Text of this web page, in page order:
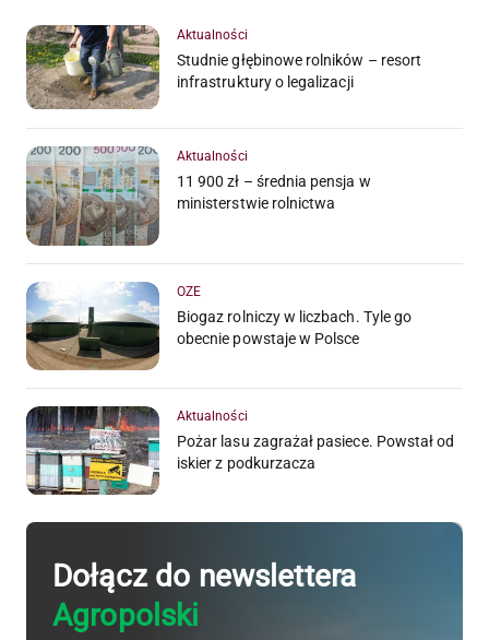
Aktualności
Studnie głębinowe rolników – resort
infrastruktury o legalizacji
Aktualności
11 900 zł – średnia pensja w
ministerstwie rolnictwa
OZE
Biogaz rolniczy w liczbach. Tyle go
obecnie powstaje w Polsce
Aktualności
Pożar lasu zagrażał pasiece. Powstał od
iskier z podkurzacza
Dołącz do newslettera
Agropolski